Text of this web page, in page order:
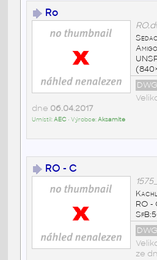
Ro
DWG
dne 06.04.2017
Umístil:AEC• Výrobce:Aksamite
RO - C
RO -
DWG
ze